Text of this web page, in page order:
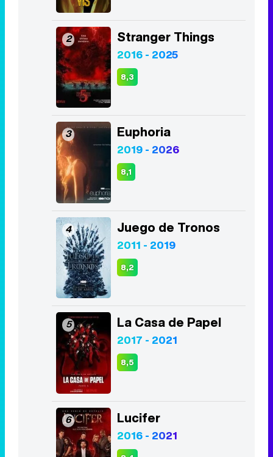
3 Euphoria
2019 - 2026
8,1
4 Juego de Tronos
2011 - 2019
8,2
5 La Casa de Papel
2017 - 2021
8,5
6 Lucifer
2016 - 2021
8,4
7 The Walking Dead
2010 - 2022